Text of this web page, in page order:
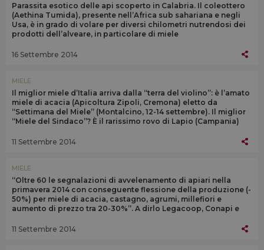
Parassita esotico delle api scoperto in Calabria. Il coleottero
(Aethina Tumida), presente nell’Africa sub sahariana e negli
Usa, è in grado di volare per diversi chilometri nutrendosi dei
prodotti dell’alveare, in particolare di miele
16 Settembre 2014
MIELE
Il miglior miele d’Italia arriva dalla “terra del violino”: è l’amato
miele di acacia (Apicoltura Zipoli, Cremona) eletto da
“Settimana del Miele” (Montalcino, 12-14 settembre). Il miglior
“Miele del Sindaco”? È il rarissimo rovo di Lapio (Campania)
11 Settembre 2014
MIELE
“Oltre 60 le segnalazioni di avvelenamento di apiari nella
primavera 2014 con conseguente flessione della produzione (-
50%) per miele di acacia, castagno, agrumi, millefiori e
aumento di prezzo tra 20-30%”. A dirlo Legacoop, Conapi e
11 Settembre 2014